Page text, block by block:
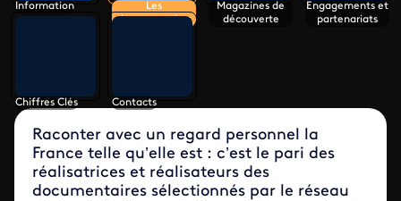
Information
Les
documentaires
Magazines de
découverte
Engagements et
partenariats
Chiffres Clés Contacts
Raconter avec un regard personnel la
France telle qu’elle est : c’est le pari des
réalisatrices et réalisateurs des
documentaires sélectionnés par le réseau